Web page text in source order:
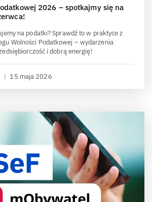
2026 – spotkajmy się na
na podatki? Sprawdź to w praktyce z
Wolności Podatkowej – wydarzenia
i dobrą energię!
| 15 maja 2026